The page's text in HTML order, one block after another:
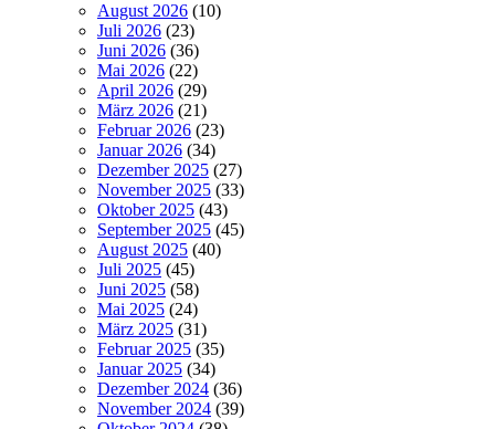
August 2026 (10)
Juli 2026 (23)
Juni 2026 (36)
Mai 2026 (22)
April 2026 (29)
März 2026 (21)
Februar 2026 (23)
Januar 2026 (34)
Dezember 2025 (27)
November 2025 (33)
Oktober 2025 (43)
September 2025 (45)
August 2025 (40)
Juli 2025 (45)
Juni 2025 (58)
Mai 2025 (24)
März 2025 (31)
Februar 2025 (35)
Januar 2025 (34)
Dezember 2024 (36)
November 2024 (39)